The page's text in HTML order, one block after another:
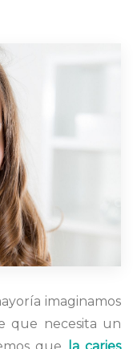
imaginamos
que necesita un